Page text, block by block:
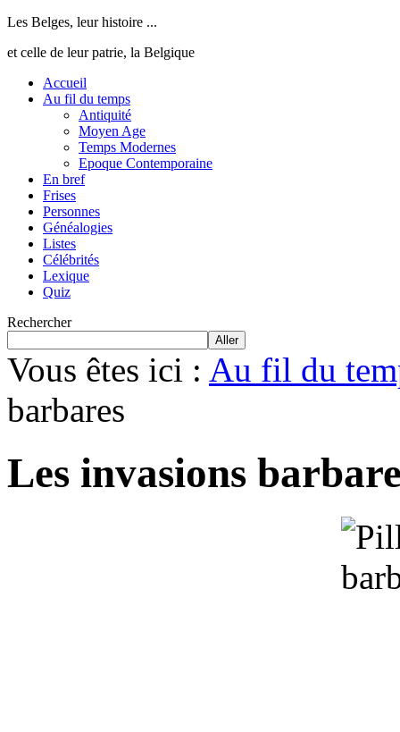
Les Belges, leur histoire ...
et celle de leur patrie, la Belgique
Accueil
Au fil du temps
Antiquité
Moyen Age
Temps Modernes
Epoque Contemporaine
En bref
Frises
Personnes
Généalogies
Listes
Célébrités
Lexique
Quiz
Rechercher
Aller
Vous êtes ici : Au fil du
barbares
Les invasions